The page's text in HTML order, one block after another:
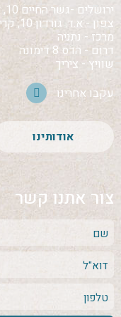
ירושלים -גשר החיים 10, א.ת מקור ברוך
צפון - א.ד. גורדון 10, קרית מוצקין
מרכז - נתניה
דרום - הדס 8 דימונה
שוויץ - ציריך
עקבו אחרינו
אודותינו
צור אתנו קשר
שם
דוא"ל
phone